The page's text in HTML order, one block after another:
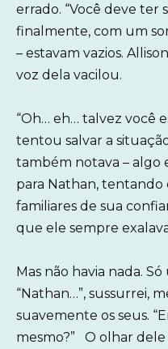
errado. “Você deve ter
finalmente, com um
– estavam vazios.
voz dela vacilou.
“Oh… eh… talvez você
tentou salvar a
também notava – algo
para Nathan, tentando
familiares de sua
que ele sempre
Mas não havia nada.
“Nathan…”, sussurrei,
suavemente os seus.
mesmo?” O olhar dele